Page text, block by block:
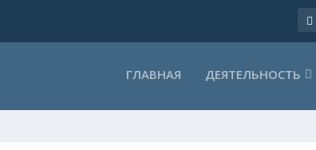
ГЛАВНАЯ ДЕЯТЕЛЬНОСТЬ